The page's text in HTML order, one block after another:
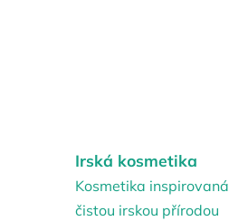
Irská kosmetika
Kosmetika inspirovaná
čistou irskou přírodou